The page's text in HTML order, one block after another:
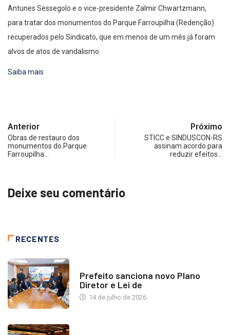
Antunes Sessegolo e o vice-presidente Zalmir Chwartzmann,
para tratar dos monumentos do Parque Farroupilha (Redenção)
recuperados pelo Sindicato, que em menos de um mês já foram
alvos de atos de vandalismo.
Saiba mais
Anterior
Obras de restauro dos
monumentos do Parque
Farroupilha…
Próximo
STICC e SINDUSCON-RS
assinam acordo para
reduzir efeitos…
Deixe seu comentário
RECENTES
Prefeito sanciona novo Plano
Diretor e Lei de
14 de julho de 2026